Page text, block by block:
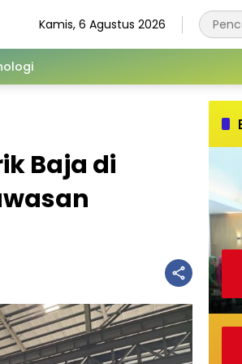
Kamis, 6 Agustus 2026
Baja di